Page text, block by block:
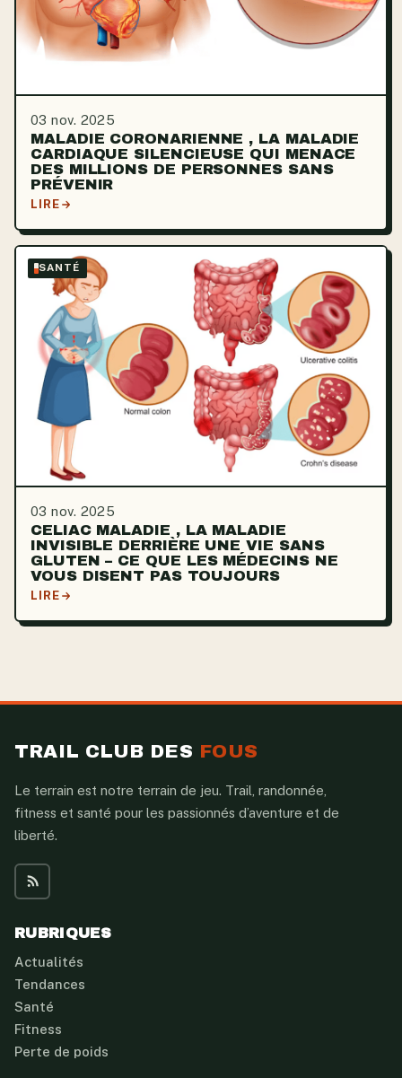
03 nov. 2025
MALADIE CORONARIENNE , LA MALADIE
CARDIAQUE SILENCIEUSE QUI MENACE
DES MILLIONS DE PERSONNES SANS
PRÉVENIR
LIRE
SANTÉ
03 nov. 2025
CELIAC MALADIE , LA MALADIE
INVISIBLE DERRIÈRE UNE VIE SANS
GLUTEN – CE QUE LES MÉDECINS NE
VOUS DISENT PAS TOUJOURS
LIRE
TRAIL CLUB DES FOUS
Le terrain est notre terrain de jeu. Trail, randonnée,
fitness et santé pour les passionnés d’aventure et de
liberté.
RUBRIQUES
Actualités
Tendances
Santé
Fitness
Perte de poids